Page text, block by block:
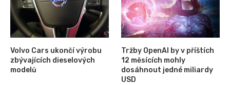
Volvo Cars ukončí výrobu
zbývajících dieselových
modelů
Tržby OpenAI by v příštích
12 měsících mohly
dosáhnout jedné miliardy
USD